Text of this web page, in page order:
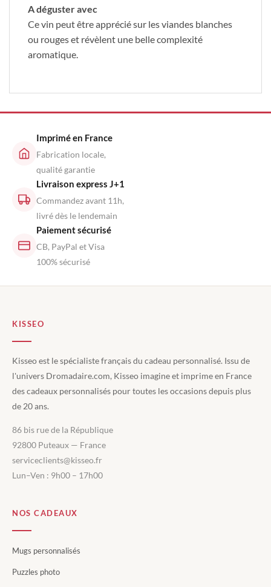
A déguster avec
Ce vin peut être apprécié sur les viandes blanches
ou rouges et révèlent une belle complexité
aromatique.
Imprimé en France
Fabrication locale,
qualité garantie
Livraison express J+1
Commandez avant 11h,
livré dès le lendemain
Paiement sécurisé
CB, PayPal et Visa
100% sécurisé
KISSEO
Kisseo est le spécialiste français du cadeau personnalisé. Issu de
l'univers Dromadaire.com, Kisseo imagine et imprime en France
des cadeaux personnalisés pour toutes les occasions depuis plus
de 20 ans.
86 bis rue de la République
92800 Puteaux — France
serviceclients@kisseo.fr
Lun–Ven : 9h00 – 17h00
NOS CADEAUX
Mugs personnalisés
Puzzles photo